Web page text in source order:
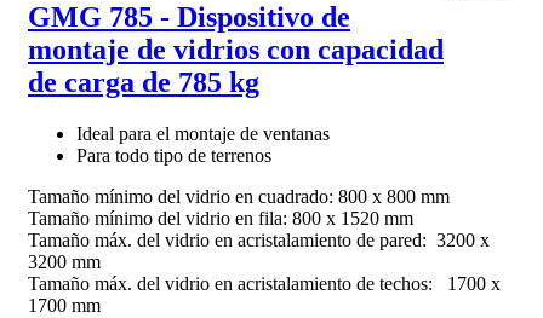
GMG 785 - Dispositivo de
montaje de vidrios con capacidad
de carga de 785 kg
Ideal para el montaje de ventanas
Para todo tipo de terrenos
Tamaño mínimo del vidrio en cuadrado: 800 x 800 mm
Tamaño mínimo del vidrio en fila: 800 x 1520 mm
Tamaño máx. del vidrio en acristalamiento de pared: 3200 x
3200 mm
Tamaño máx. del vidrio en acristalamiento de techos: 1700 x
1700 mm